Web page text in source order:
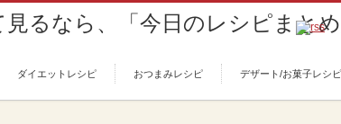
ダイエットレシピ おつまみレシピ デザート/お菓子レシピ